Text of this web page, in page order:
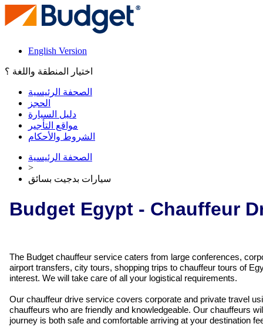
English Version
اختيار المنطقة واللغة ؟
الصحفة الرئيسية
الحجز
دليل السيارة
مواقع التأجير
الشروط والأحكام
الصحفة الرئيسية
>
سيارات بدجيت بسائق